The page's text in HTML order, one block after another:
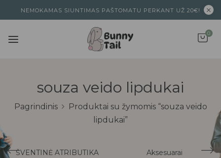
NEMOKAMAS SIUNTIMAS PAŠTOMATU PERKANT UŽ 20€!
0
souza veido lipdukai
Pagrindinis
Produktai su žymomis “souza veido
lipdukai”
ŠVENTINĖ ATRIBUTIKA Aksesuarai